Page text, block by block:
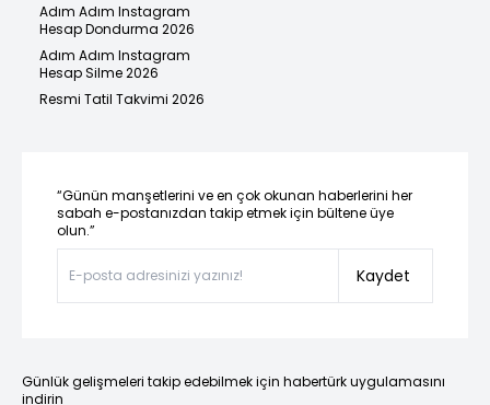
Adım Adım Instagram
Hesap Dondurma 2026
Adım Adım Instagram
Hesap Silme 2026
Resmi Tatil Takvimi 2026
“Günün manşetlerini ve en çok okunan haberlerini her
sabah e-postanızdan takip etmek için bültene üye
olun.”
Kaydet
Günlük gelişmeleri takip edebilmek için habertürk uygulamasını
indirin